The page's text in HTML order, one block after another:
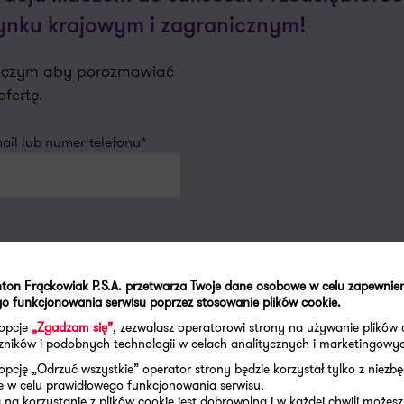
krajowym i zagranicznym!
aby porozmawiać
lub numer telefonu*
jednak niektóre informacje zostały podane w formie skróconej. W
zastąpić szczegółowej analizy zagadnienia. Wobec powyższego
podstawie niniejszej publikacji. Jeżeli są Państwo zainteresowani
współpracy. Wszelkie uwagi i sugestie prosimy kierować na
Frąckowiak P.S.A. przetwarza Twoje dane osobowe w celu
funkcjonowania serwisu poprzez stosowanie plików cookie.
„Zgadzam się”, zezwalasz operatorowi strony na używanie plików
i podobnych technologii w celach analitycznych i
„Odrzuć wszystkie” operator strony będzie korzystał tylko z
w celu prawidłowego funkcjonowania serwisu.